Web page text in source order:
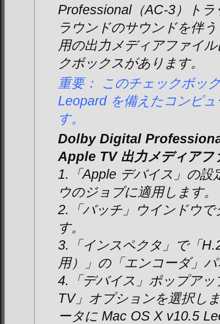
Professional（AC-3）ト
ラウンドのサウンドを伴
用の出力メディアファイ
クボックスがあります。
重要： このチェックボッ
Leopard を備えたコンピ
す。
Dolby Digital
Apple TV 出力メディアフ
1.「Apple デバイス」の設
ウのジョブに適用します。
2.「バッチ」ウインドウ
す。
3.「インスペクタ」で「
用）」の「エンコーダ」
4.「デバイス」ポップア
TV」オプションを選択し
ータに Mac OS X v10.5